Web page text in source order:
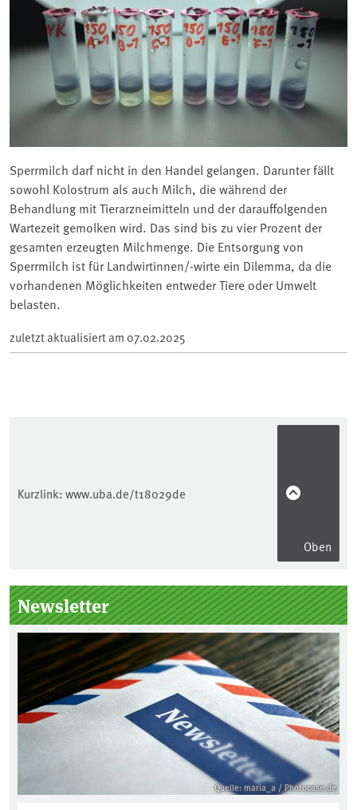
Sperrmilch darf nicht in den Handel gelangen. Darunter fällt
sowohl Kolostrum als auch Milch, die während der
Behandlung mit Tierarzneimitteln und der darauffolgenden
Wartezeit gemolken wird. Das sind bis zu vier Prozent der
gesamten erzeugten Milchmenge. Die Entsorgung von
Sperrmilch ist für Landwirtinnen/-wirte ein Dilemma, da die
vorhandenen Möglichkeiten entweder Tiere oder Umwelt
belasten.
zuletzt aktualisiert am 07.02.2025
Kurzlink: www.uba.de/t18029de
Oben
Seitenleiste
Newsletter
Quelle: maria_a / Photocase.de